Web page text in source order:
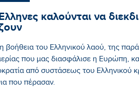
καλούνται να
βοήθεια του Ελληνικού λαού, της
που μας διασφάλισε η Ευρώπη,
από συστάσεως του Ελληνικού
που πέρασαν.